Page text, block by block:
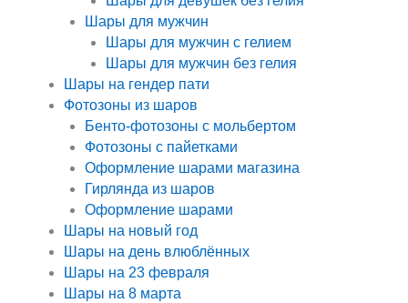
Шары для мужчин
Шары для мужчин с гелием
Шары для мужчин без гелия
Шары на гендер пати
Фотозоны из шаров
Бенто-фотозоны с мольбертом
Фотозоны с пайетками
Оформление шарами магазина
Гирлянда из шаров
Оформление шарами
Шары на новый год
Шары на день влюблённых
Шары на 23 февраля
Шары на 8 марта